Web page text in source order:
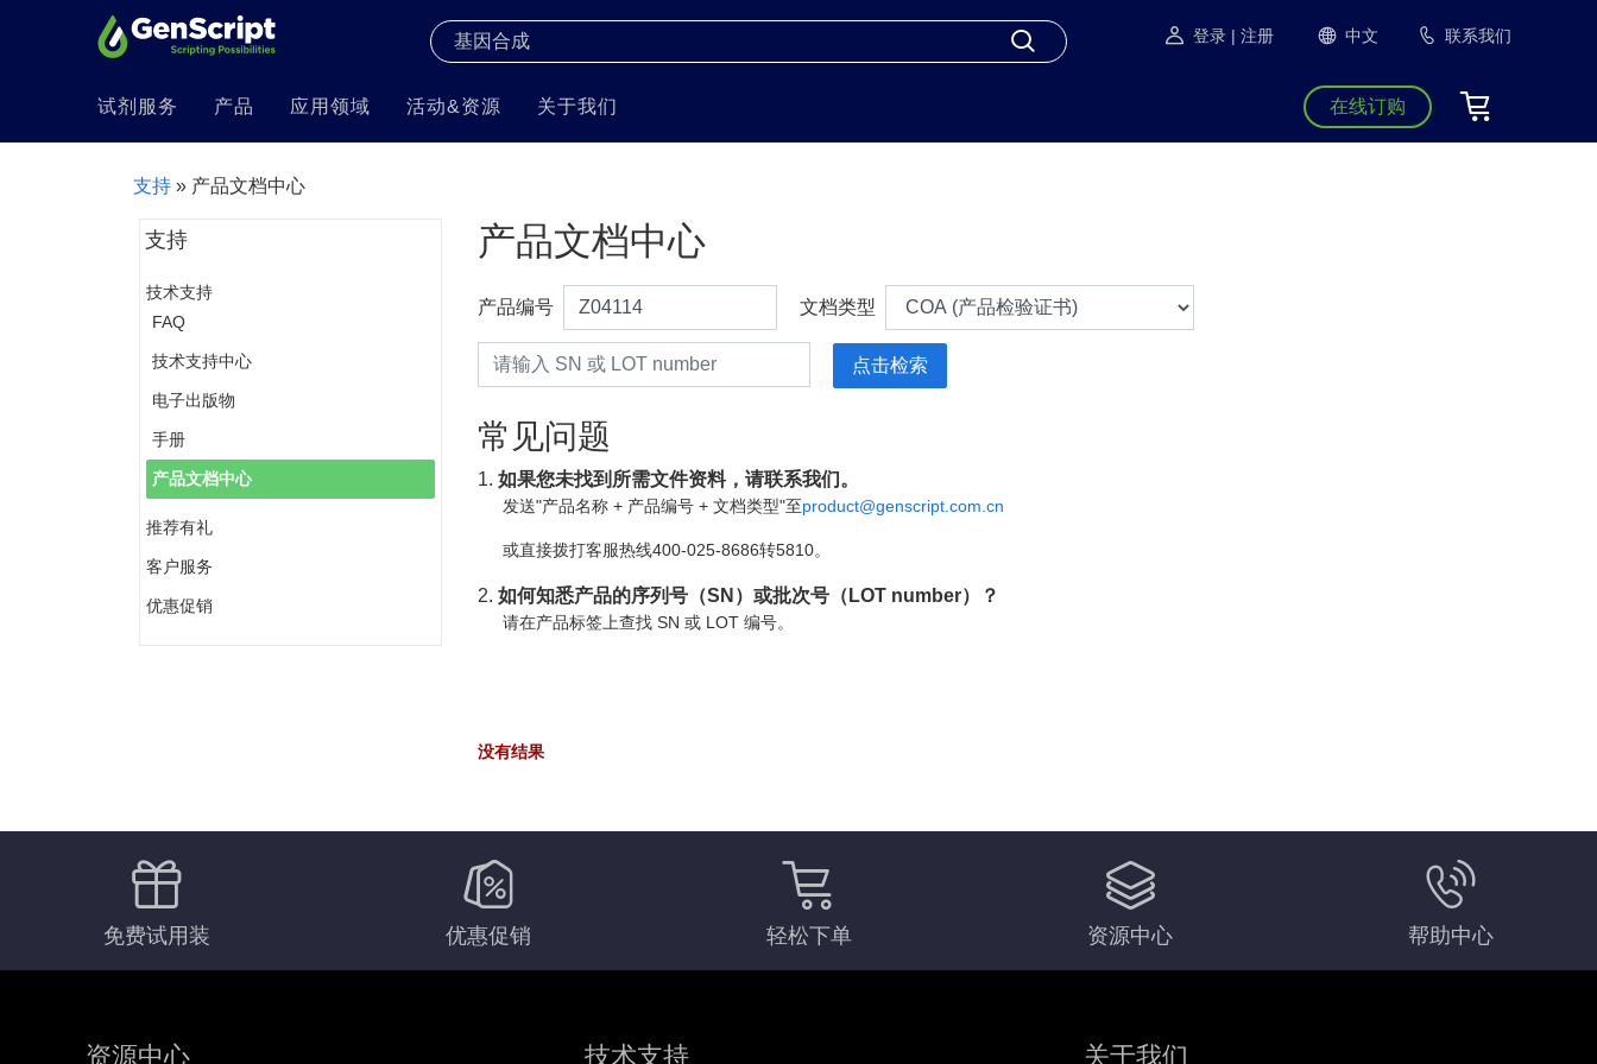
登录 | 注册 中文 联系我们
试剂服务 产品 应用领域 活动&资源 关于我们 在线订购
支持 » 产品文档中心
支持
技术支持
FAQ
技术支持中心
电子出版物
手册
产品文档中心
推荐有礼
客户服务
优惠促销
产品文档中心
产品编号 文档类型
常见问题
1. 如果您未找到所需文件资料，请联系我们。
发送"产品名称 + 产品编号 + 文档类型"至product@genscript.com.cn
或直接拨打客服热线400-025-8686转5810。
2. 如何知悉产品的序列号（SN）或批次号（LOT number）？
请在产品标签上查找 SN 或 LOT 编号。
没有结果
免费试用装 优惠促销 轻松下单 资源中心 帮助中心
资源中心 技术支持 关于我们